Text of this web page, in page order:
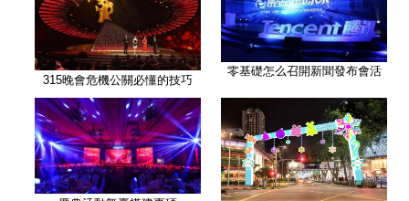
315晚會危機公關必懂的技巧
零基礎怎么召開新聞發布會活